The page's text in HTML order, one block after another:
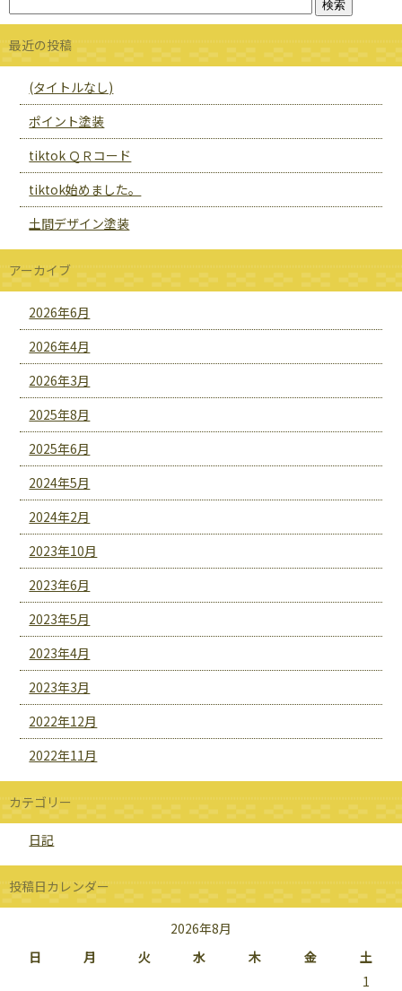
最近の投稿
(タイトルなし)
ポイント塗装
tiktok ＱＲコード
tiktok始めました。
土間デザイン塗装
アーカイブ
2026年6月
2026年4月
2026年3月
2025年8月
2025年6月
2024年5月
2024年2月
2023年10月
2023年6月
2023年5月
2023年4月
2023年3月
2022年12月
2022年11月
カテゴリー
日記
投稿日カレンダー
2026年8月
日
月 火 水 木 金
土
1